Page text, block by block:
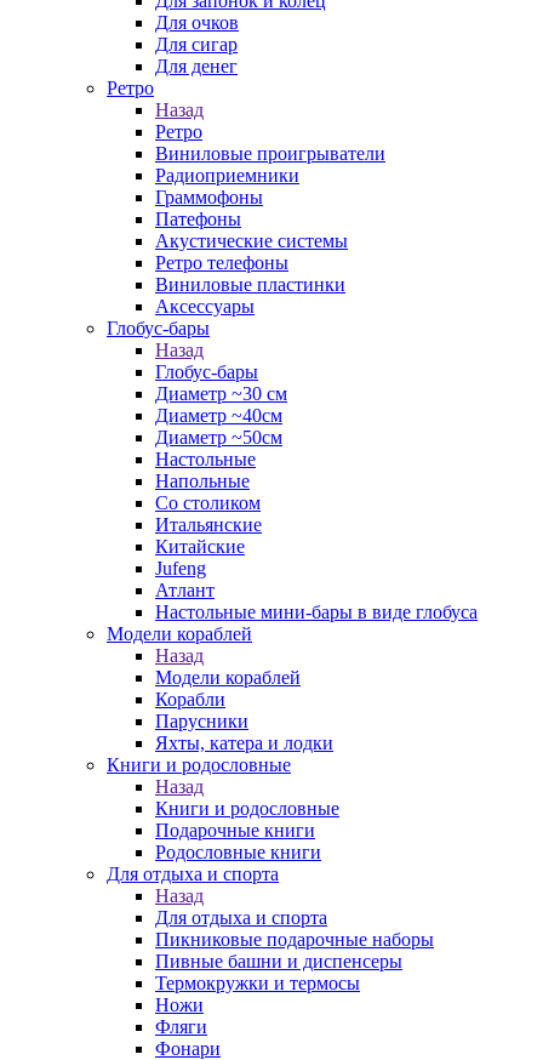
Для очков
Для сигар
Для денег
Ретро
Назад
Ретро
Виниловые проигрыватели
Радиоприемники
Граммофоны
Патефоны
Акустические системы
Ретро телефоны
Виниловые пластинки
Аксессуары
Глобус-бары
Назад
Глобус-бары
Диаметр ~30 см
Диаметр ~40см
Диаметр ~50см
Настольные
Напольные
Со столиком
Итальянские
Китайские
Jufeng
Атлант
Настольные мини-бары в виде глобуса
Модели кораблей
Назад
Модели кораблей
Корабли
Парусники
Яхты, катера и лодки
Книги и родословные
Назад
Книги и родословные
Подарочные книги
Родословные книги
Для отдыха и спорта
Назад
Для отдыха и спорта
Пикниковые подарочные наборы
Пивные башни и диспенсеры
Термокружки и термосы
Ножи
Фляги
Фонари